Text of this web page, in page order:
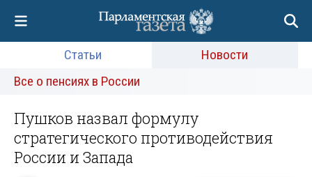
Статьи
Новости
Все о пенсиях в России
Пушков назвал формулу
стратегического противодействия
России и Запада